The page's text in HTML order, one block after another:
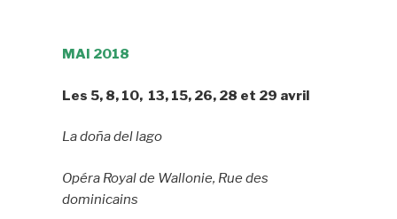
MAI 2018
Les 5, 8, 10, 13, 15, 26, 28 et 29 avril
La doña del lago
Opéra Royal de Wallonie, Rue des
dominicains